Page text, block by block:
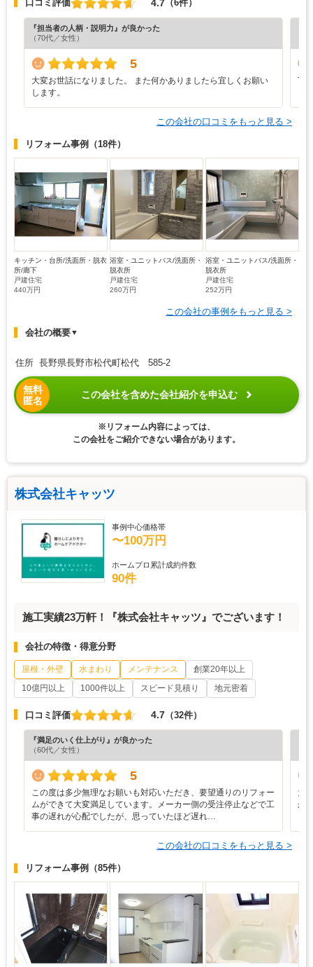
口コミ評価 4.7 （6件）
『担当者の人柄・説明力』が良かった
（70代／女性）
5
大変お世話になりました。 また何かありましたら宜しくお願い
します。
丁
この会社の口コミをもっと見る >
リフォーム事例 （18件）
キッチン・台所/洗面所・脱衣
所/廊下
戸建住宅
440万円
浴室・ユニットバス/洗面所・
脱衣所
戸建住宅
260万円
浴室・ユニットバス/洗面所・
脱衣所
戸建住宅
252万円
この会社の事例をもっと見る >
会社の概要▼
住所 長野県長野市松代町松代 585-2
無料
匿名
この会社を含めた会社紹介を申込む
※リフォーム内容によっては、
この会社をご紹介できない場合があります。
株式会社キャッツ
事例中心価格帯
〜100万円
ホームプロ累計成約件数
90件
施工実績23万軒！『株式会社キャッツ』でございます！
会社の特徴・得意分野
屋根・外壁 水まわり メンテナンス
創業20年以上
10億円以上
1000件以上 スピード見積り 地元密着
口コミ評価 4.7 （32件）
『満足のいく仕上がり』が良かった
（60代／女性）
5
この度は多少無理なお願いも対応いただき、要望通りのリフォー
ムができて大変満足しています。メーカー側の受注停止などで工
事の遅れが心配でしたが、思っていたほど遅れ…
大
か
この会社の口コミをもっと見る >
リフォーム事例 （85件）